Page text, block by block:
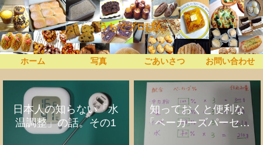
うちでプロぱん
ホーム 写真 ごあいさつ お問い合わせ
日本人の知らない「水
温調整」の話。その1
知っておくと便利な
「ベーカーズパーセン
ト」の話